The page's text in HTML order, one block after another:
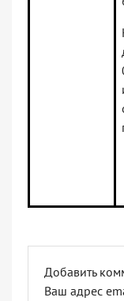
Добавить
Ваш адрес